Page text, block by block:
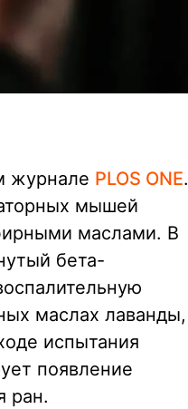
журнале PLOS ONE.
мышей
маслами. В
бета-
маслах лаванды,
испытания
появление
ран.